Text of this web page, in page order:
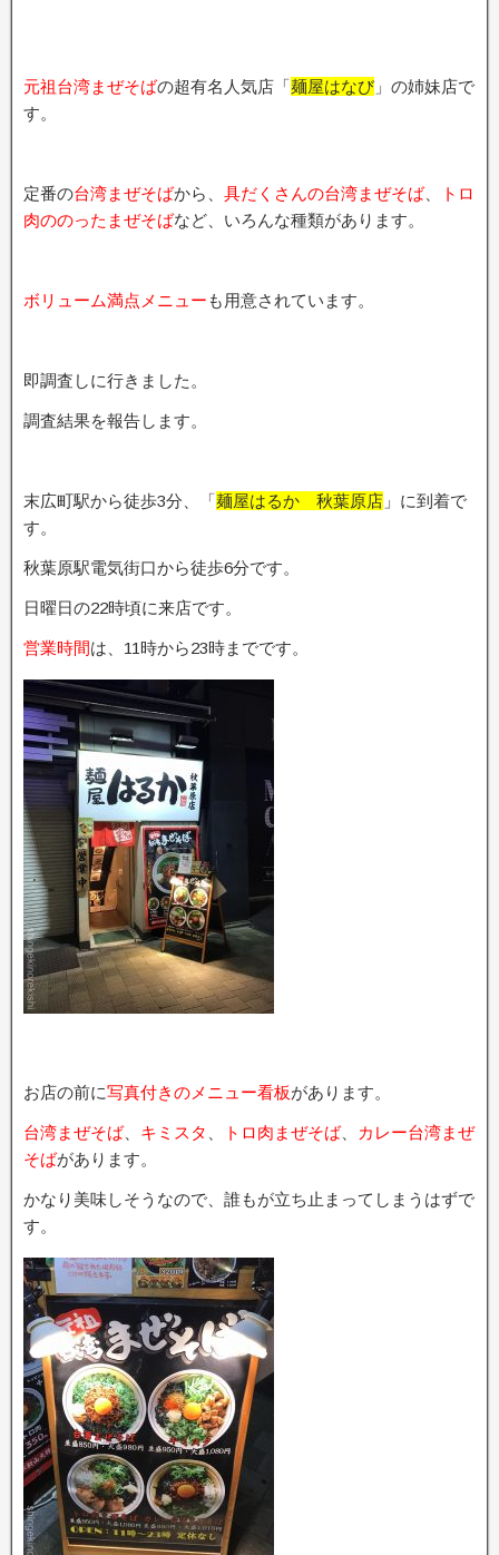
元祖台湾まぜそばの超有名人気店「麺屋はなび 」の姉妹店で
す。
定番の台湾まぜそばから、 具だくさんの台湾まぜそば、
トロ
肉ののったまぜそばなど、いろんな種類があります。
ボリューム満点メニュー も用意されています。
即調査しに行きました。
調査結果を報告します。
末広町駅から徒歩3分、「麺屋はるか 秋葉原店 」に到着で
す。
秋葉原駅電気街口から徒歩6分です。
日曜日の22時頃に来店です。
営業時間は、11時から23時までです。
お店の前に写真付きのメニュー看板があります。
台湾まぜそば、 キミスタ トロ肉まぜそば、
カレー台湾まぜ
そばがあります。
かなり美味しそうなので、誰もが立ち止まってしまうはずで
す。